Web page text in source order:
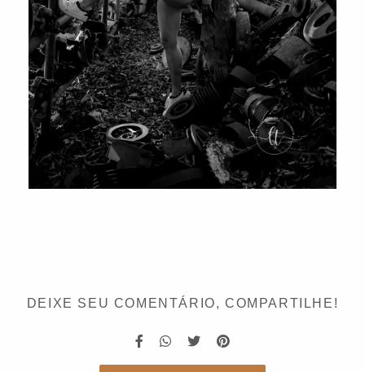
DEIXE SEU COMENTÁRIO, COMPARTILHE!